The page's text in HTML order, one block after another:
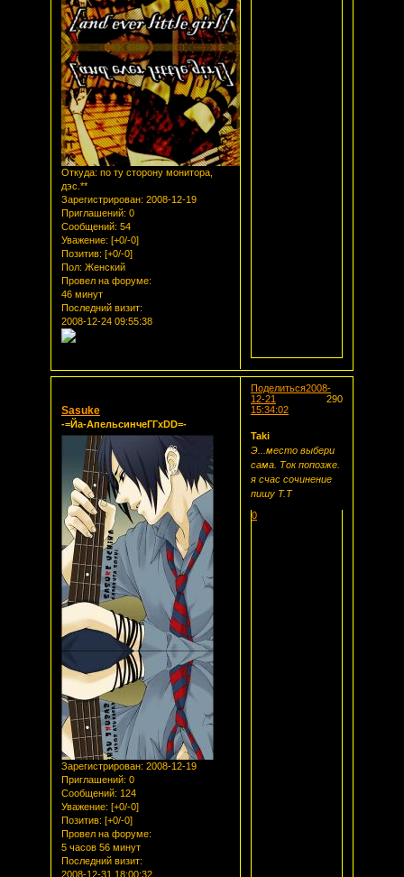
Откуда: по ту сторону монитора,
дэс.**
Зарегистрирован: 2008-12-19
Приглашений: 0
Сообщений: 54
Уважение: [+0/-0]
Позитив: [+0/-0]
Пол: Женский
Провел на форуме:
46 минут
Последний визит:
2008-12-24 09:55:38
Поделиться
290
2008-
12-21
15:34:02
Sasuke
-=Йа-АпельсинчеГГxDD=-
Зарегистрирован: 2008-12-19
Приглашений: 0
Сообщений: 124
Уважение: [+0/-0]
Позитив: [+0/-0]
Провел на форуме:
5 часов 56 минут
Последний визит:
2008-12-31 18:00:32
Taki
Э...место выбери
сама. Ток попозже.
я счас сочинение
пишу Т.Т
0